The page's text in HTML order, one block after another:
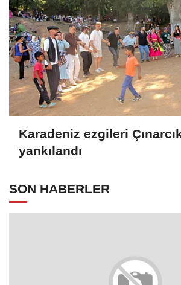
Karadeniz ezgileri
yankılandı
SON HABERLER